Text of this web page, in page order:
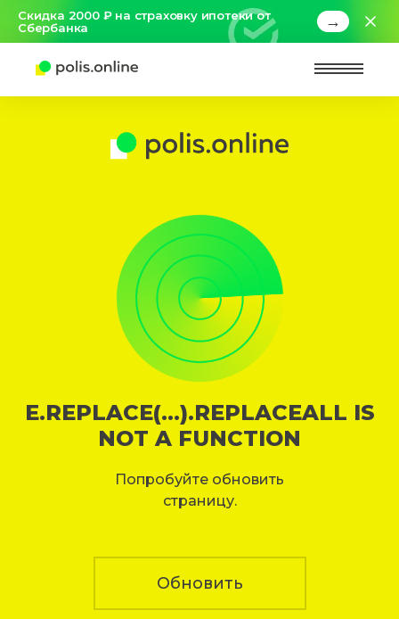
Скидка 2000 ₽ на страховку ипотеки от
Сбербанка
→
E.REPLACE(...).REPLACEALL IS
NOT A FUNCTION
Попробуйте обновить
страницу.
Обновить